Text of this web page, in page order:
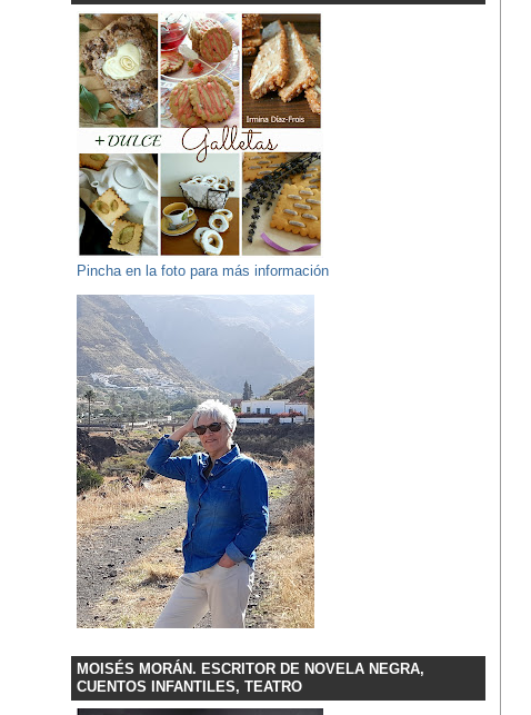
Pincha en la foto para más información
MOISÉS MORÁN. ESCRITOR DE NOVELA NEGRA,
CUENTOS INFANTILES, TEATRO